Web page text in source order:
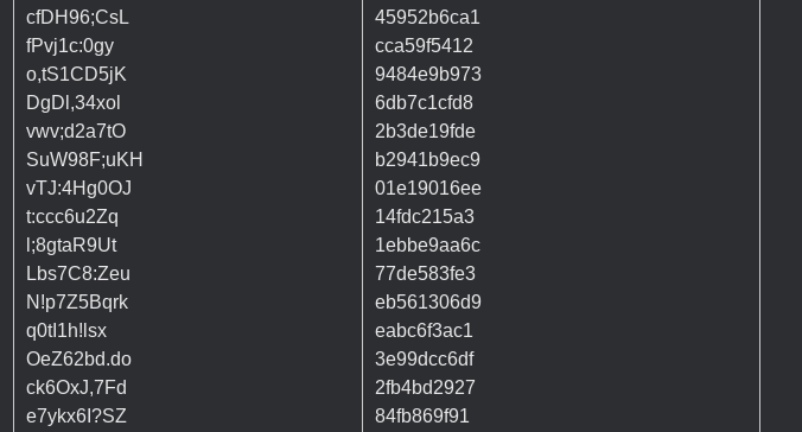
cfDH96;CsL
fPvj1c:0gy
o,tS1CD5jK
DgDl,34xol
vwv;d2a7tO
SuW98F;uKH
vTJ:4Hg0OJ
t:ccc6u2Zq
l;8gtaR9Ut
Lbs7C8:Zeu
N!p7Z5Bqrk
q0tI1h!lsx
OeZ62bd.do
ck6OxJ,7Fd
e7ykx6I?SZ
45952b6ca1
cca59f5412
9484e9b973
6db7c1cfd8
2b3de19fde
b2941b9ec9
01e19016ee
14fdc215a3
1ebbe9aa6c
77de583fe3
eb561306d9
eabc6f3ac1
3e99dcc6df
2fb4bd2927
84fb869f91